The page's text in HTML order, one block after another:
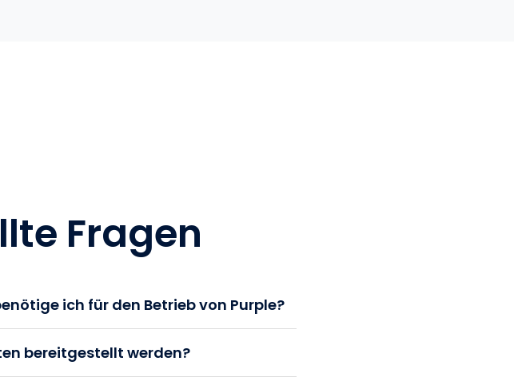
Fragen
ich für den Betrieb von Purple?
bereitgestellt werden?